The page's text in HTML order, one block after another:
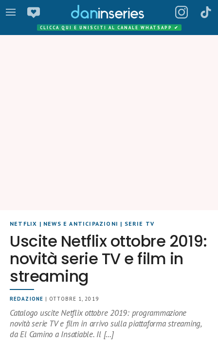
CLICCA QUI E UNISCITI AL CANALE WHATSAPP ✔
NETFLIX | NEWS E ANTICIPAZIONI | SERIE TV
Uscite Netflix ottobre 2019:
novità serie TV e film in
streaming
REDAZIONE | OTTOBRE 1, 2019
Catalogo uscite Netflix ottobre 2019: programmazione
novità serie TV e film in arrivo sulla piattaforma streaming,
da El Camino a Insatiable. Il […]